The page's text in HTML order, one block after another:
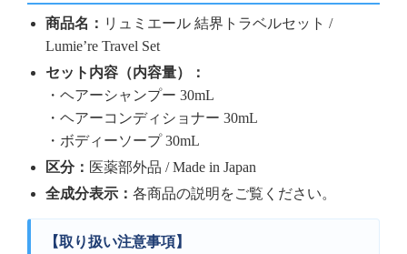
商品名： リュミエール 結界トラベルセット /
Lumie’re Travel Set
セット内容（内容量）：
・ヘアーシャンプー 30mL
・ヘアーコンディショナー 30mL
・ボディーソープ 30mL
区分： 医薬部外品 / Made in Japan
全成分表示： 各商品の説明をご覧ください。
【取り扱い注意事項】